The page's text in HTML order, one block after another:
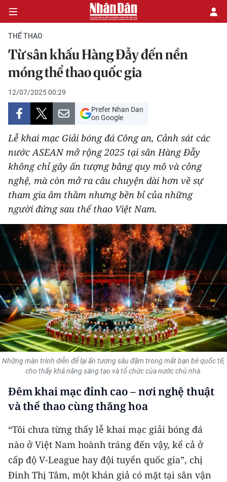
CHÍNH TRỊ
KINH TẾ
VĂN HÓA
XÃ HỘI
PHÁP LUẬT
DU LỊCH
THẾ GIỚI
THỂ THAO
GIÁO DỤC
Y TẾ
KHOA HỌC - CÔNG NGHỆ
MÔI TRƯỜNG
BẠN ĐỌC
KIỂM CHỨNG THÔNG TIN
TRI THỨC CHUYÊN SÂU
54 DÂN TỘC VIỆT NAM
CHƯƠNG TRÌNH OCOP - MỖI XÃ
MỘT SẢN PHẨM
THỂ THAO
Từ sân khấu Hàng Đẫy đến nền
móng thể thao quốc gia
12/07/2025 00:29
Prefer Nhan Dan
on Google
Lễ khai mạc Giải bóng đá Công an, Cảnh sát các
nước ASEAN mở rộng 2025 tại sân Hàng Đẫy
không chỉ gây ấn tượng bằng quy mô và công
nghệ, mà còn mở ra câu chuyện dài hơn về sự
tham gia âm thầm nhưng bền bỉ của những
người đứng sau thể thao Việt Nam.
Những màn trình diễn để lại ấn tượng sâu đậm trong mắt bạn bè quốc tế,
cho thấy khả năng sáng tạo và tổ chức của nước chủ nhà.
Đêm khai mạc đỉnh cao – nơi nghệ thuật
và thể thao cùng thăng hoa
“Tôi chưa từng thấy lễ khai mạc giải bóng đá
nào ở Việt Nam hoành tráng đến vậy, kể cả ở
cấp độ V-League hay đội tuyển quốc gia”, chị
Đinh Thị Tâm, một khán giả có mặt tại sân vận